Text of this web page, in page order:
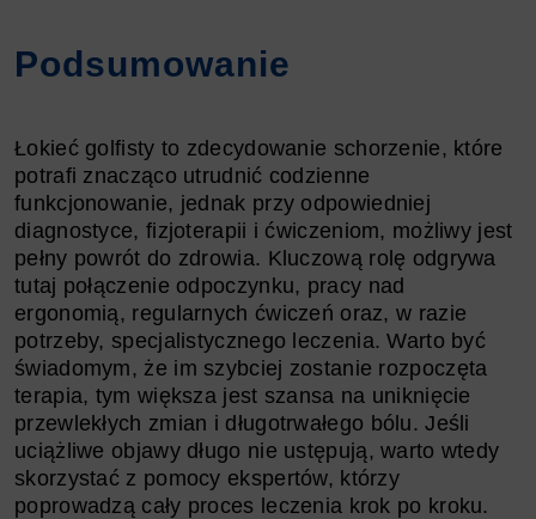
Podsumowanie
Łokieć golfisty to zdecydowanie schorzenie, które
potrafi znacząco utrudnić codzienne
funkcjonowanie, jednak przy odpowiedniej
diagnostyce, fizjoterapii i ćwiczeniom, możliwy jest
pełny powrót do zdrowia. Kluczową rolę odgrywa
tutaj połączenie odpoczynku, pracy nad
ergonomią, regularnych ćwiczeń oraz, w razie
potrzeby, specjalistycznego leczenia. Warto być
świadomym, że im szybciej zostanie rozpoczęta
terapia, tym większa jest szansa na uniknięcie
przewlekłych zmian i długotrwałego bólu. Jeśli
uciążliwe objawy długo nie ustępują, warto wtedy
skorzystać z pomocy ekspertów, którzy
poprowadzą cały proces leczenia krok po kroku.